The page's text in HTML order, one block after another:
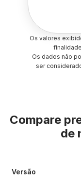
Os valores
Os dados não
ser
Compare
de
Versão